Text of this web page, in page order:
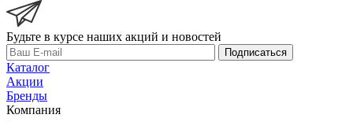
Будьте в курсе наших акций и новостей
Подписаться
Каталог
Акции
Бренды
Компания